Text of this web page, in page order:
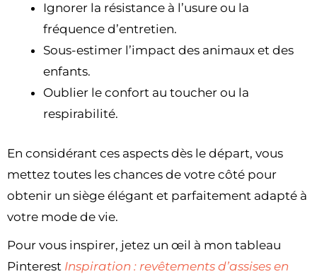
Ignorer la résistance à l’usure ou la
fréquence d’entretien.
Sous-estimer l’impact des animaux et des
enfants.
Oublier le confort au toucher ou la
respirabilité.
En considérant ces aspects dès le départ, vous
mettez toutes les chances de votre côté pour
obtenir un siège élégant et parfaitement adapté à
votre mode de vie.
Pour vous inspirer, jetez un œil à mon tableau
Pinterest Inspiration : revêtements d’assises en